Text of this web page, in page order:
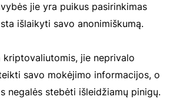
jie yra puikus pasirinkimas
išlaikyti savo anonimiškumą.
jie neprivalo
savo mokėjimo informacijos, o
negalės stebėti išleidžiamų pinigų.